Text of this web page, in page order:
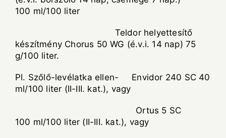
100 ml/100 liter
Teldor helyettesítő
készítmény Chorus 50 WG (é.v.i. 14 nap) 75
g/100 liter.
Pl. Szőlő-levélatka ellen- Envidor 240 SC 40
ml/100 liter (II-III. kat.), vagy
Ortus 5 SC
100 ml/100 liter (II-III. kat.), vagy